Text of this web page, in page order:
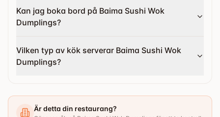
Kan jag boka bord på Baima Sushi Wok
Dumplings?
Vilken typ av kök serverar Baima Sushi Wok
Dumplings?
Är detta din restaurang?